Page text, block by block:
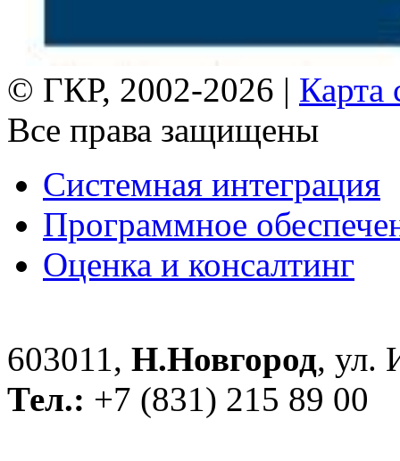
© ГКР, 2002-2026 | Карта
Все права защищены
Системная интеграция
Программное
Оценка и консалтинг
603011, Н.Новгород, ул.
Тел.: +7 (831) 215 89 00